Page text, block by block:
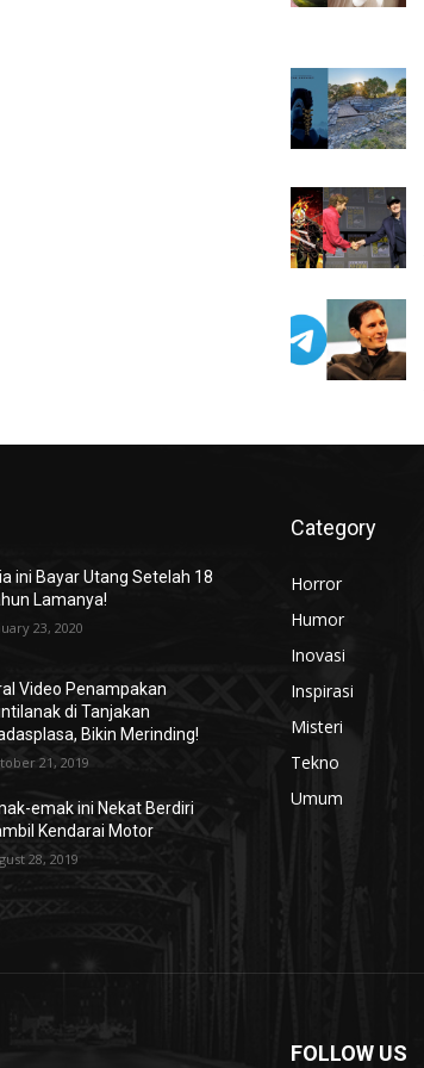
ini Bayar Utang Setelah 18
Lamanya!
23, 2020
Video Penampakan
di Tanjakan
Bikin Merinding!
21, 2019
emak ini Nekat Berdiri
Kendarai Motor
28, 2019
Category
Horror
Humor
Inovasi
Inspirasi
Misteri
Tekno
Umum
FOLLOW US